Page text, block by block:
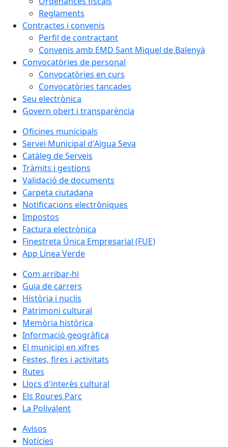
Reglaments
Contractes i convenis
Perfil de contractant
Convenis amb EMD Sant Miquel de Balenyà
Convocatòries de personal
Convocatòries en curs
Convocatòries tancades
Seu electrònica
Govern obert i transparència
Oficines municipals
Servei Municipal d'Aigua Seva
Catàleg de Serveis
Tràmits i gestions
Validació de documents
Carpeta ciutadana
Notificacions electròniques
Impostos
Factura electrònica
Finestreta Única Empresarial (FUE)
App Línea Verde
Com arribar-hi
Guia de carrers
Història i nuclis
Patrimoni cultural
Memòria històrica
Informació geogràfica
El municipi en xifres
Festes, fires i activitats
Rutes
Llocs d'interès cultural
Els Roures Parc
La Polivalent
Avisos
Notícies